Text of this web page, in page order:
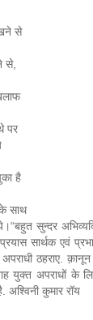
से
से,
पर
है
साथ
सुन्दर
सार्थक एवं
ठहराए.
युक्त अपराधों के
अश्विनी कुमार रॉय